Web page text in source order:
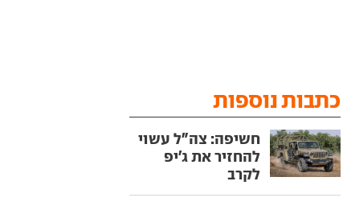
כתבות נוספות
חשיפה: צה"ל עשוי
להחזיר את ג'יפ
לקרב